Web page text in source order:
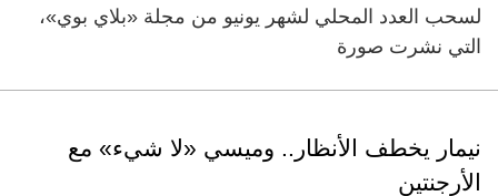
لسحب العدد المحلي لشهر يونيو من مجلة «بلاي بوي»،
التي نشرت صورة
نيمار يخطف الأنظار.. وميسي «لا شيء» مع
الأرجنتين